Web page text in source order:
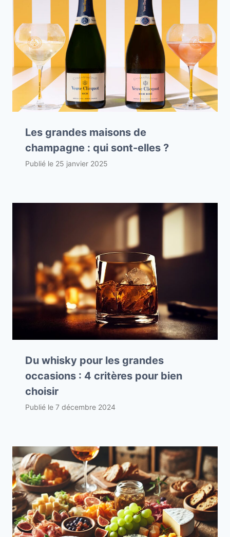
Les grandes maisons de
champagne : qui sont-elles ?
Publié le 25 janvier 2025
Du whisky pour les grandes
occasions : 4 critères pour bien
choisir
Publié le 7 décembre 2024